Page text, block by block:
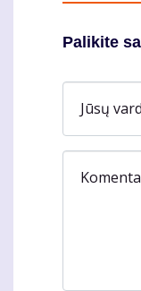
Palikite
Jūsų